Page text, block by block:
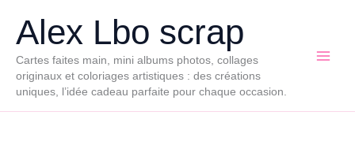
contenu
Alex Lbo scrap
Cartes faites main, mini albums photos, collages
originaux et coloriages artistiques : des créations
uniques, l’idée cadeau parfaite pour chaque occasion.